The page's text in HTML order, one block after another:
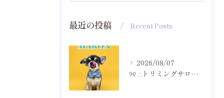
最近の投稿 Recent Posts
2026/08/07
୨୧ ∴トリミングサロン∴ ୨୧